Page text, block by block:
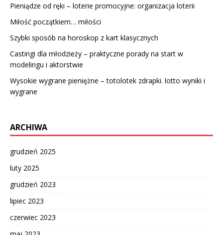
Pieniądze od ręki – loterie promocyjne: organizacja loterii
Miłość początkiem… miłości
Szybki sposób na horoskop z kart klasycznych
Castingi dla młodzieży – praktyczne porady na start w
modelingu i aktorstwie
Wysokie wygrane pieniężne – totolotek zdrapki. lotto wyniki i
wygrane
ARCHIWA
grudzień 2025
luty 2025
grudzień 2023
lipiec 2023
czerwiec 2023